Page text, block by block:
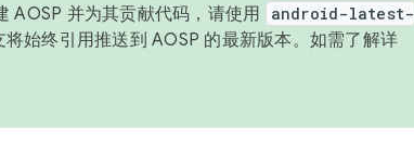
AOSP 并为其贡献代码，请使用
android-latest-
将始终引用推送到 AOSP 的最新版本。如需了解详